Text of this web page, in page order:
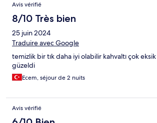
Avis vérifié
8/10 Très bien
25 juin 2024
Traduire avec Google
temizlik bir tık daha iyi olabilir kahvaltı çok
güzeldi
Ecem, séjour de 2 nuits
Avis vérifié